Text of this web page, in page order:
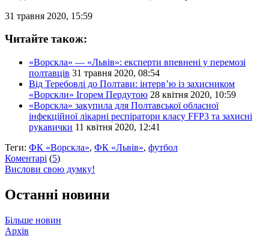
31 травня 2020, 15:59
Читайте також:
«Ворскла» — «Львів»: експерти впевнені у перемозі
полтавців 31 травня 2020, 08:54
Від Теребовлі до Полтави: інтерв’ю із захисником
«Ворскли» Ігорем Пердутою 28 квітня 2020, 10:59
«Ворскла» закупила для Полтавської обласної
інфекційної лікарні респіратори класу FFP3 та захисні
рукавички 11 квітня 2020, 12:41
Теги: ФК «Ворскла», ФК «Львів», футбол
Коментарі (5)
Вислови свою думку!
Останні новини
Більше новин
Архів